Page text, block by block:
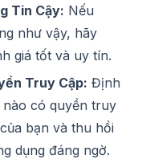
Tin Cậy: Nếu
như vậy, hãy
giá tốt và uy tín.
Truy Cập: Định
nào có quyền truy
bạn và thu hồi
dụng đáng ngờ.